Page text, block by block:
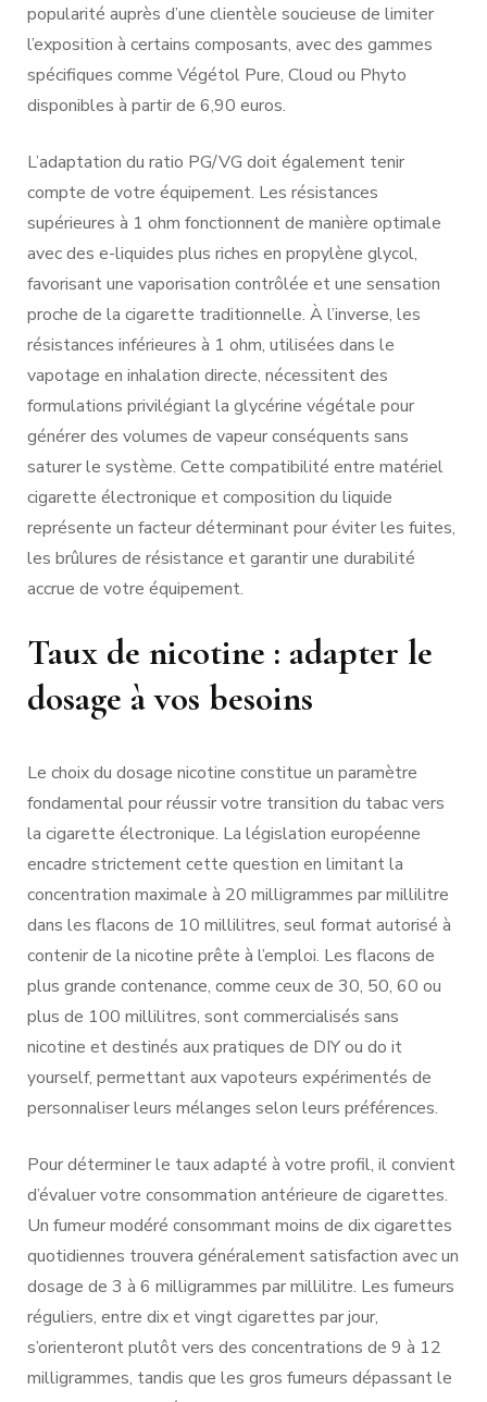
popularité auprès d’une clientèle soucieuse de limiter
l’exposition à certains composants, avec des gammes
spécifiques comme Végétol Pure, Cloud ou Phyto
disponibles à partir de 6,90 euros.
L’adaptation du ratio PG/VG doit également tenir
compte de votre équipement. Les résistances
supérieures à 1 ohm fonctionnent de manière optimale
avec des e-liquides plus riches en propylène glycol,
favorisant une vaporisation contrôlée et une sensation
proche de la cigarette traditionnelle. À l’inverse, les
résistances inférieures à 1 ohm, utilisées dans le
vapotage en inhalation directe, nécessitent des
formulations privilégiant la glycérine végétale pour
générer des volumes de vapeur conséquents sans
saturer le système. Cette compatibilité entre matériel
cigarette électronique et composition du liquide
représente un facteur déterminant pour éviter les fuites,
les brûlures de résistance et garantir une durabilité
accrue de votre équipement.
Taux de nicotine : adapter le
dosage à vos besoins
Le choix du dosage nicotine constitue un paramètre
fondamental pour réussir votre transition du tabac vers
la cigarette électronique. La législation européenne
encadre strictement cette question en limitant la
concentration maximale à 20 milligrammes par millilitre
dans les flacons de 10 millilitres, seul format autorisé à
contenir de la nicotine prête à l’emploi. Les flacons de
plus grande contenance, comme ceux de 30, 50, 60 ou
plus de 100 millilitres, sont commercialisés sans
nicotine et destinés aux pratiques de DIY ou do it
yourself, permettant aux vapoteurs expérimentés de
personnaliser leurs mélanges selon leurs préférences.
Pour déterminer le taux adapté à votre profil, il convient
d’évaluer votre consommation antérieure de cigarettes.
Un fumeur modéré consommant moins de dix cigarettes
quotidiennes trouvera généralement satisfaction avec un
dosage de 3 à 6 milligrammes par millilitre. Les fumeurs
réguliers, entre dix et vingt cigarettes par jour,
s’orienteront plutôt vers des concentrations de 9 à 12
milligrammes, tandis que les gros fumeurs dépassant le